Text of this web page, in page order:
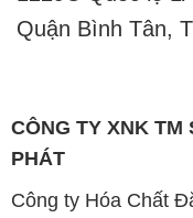
Quận Bình Tân,
CÔNG TY XNK
PHÁT
Công ty Hóa Chất